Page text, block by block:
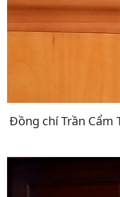
Đồng chí Trần Cẩm